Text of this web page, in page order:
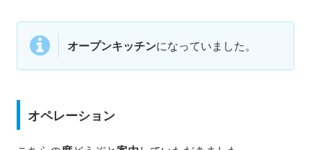
オープンキッチンになっていました。
オペレーション